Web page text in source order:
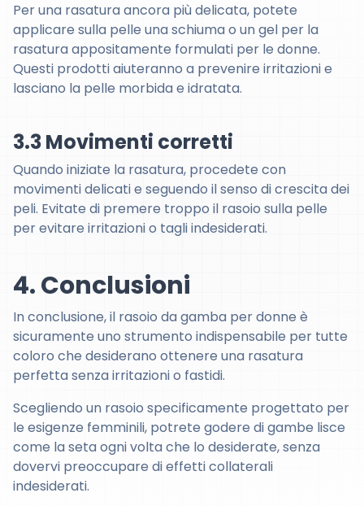
Per una rasatura ancora più delicata, potete
applicare sulla pelle una schiuma o un gel per la
rasatura appositamente formulati per le donne.
Questi prodotti aiuteranno a prevenire irritazioni e
lasciano la pelle morbida e idratata.
3.3 Movimenti corretti
Quando iniziate la rasatura, procedete con
movimenti delicati e seguendo il senso di crescita dei
peli. Evitate di premere troppo il rasoio sulla pelle
per evitare irritazioni o tagli indesiderati.
4. Conclusioni
In conclusione, il rasoio da gamba per donne è
sicuramente uno strumento indispensabile per tutte
coloro che desiderano ottenere una rasatura
perfetta senza irritazioni o fastidi.
Scegliendo un rasoio specificamente progettato per
le esigenze femminili, potrete godere di gambe lisce
come la seta ogni volta che lo desiderate, senza
dovervi preoccupare di effetti collaterali
indesiderati.